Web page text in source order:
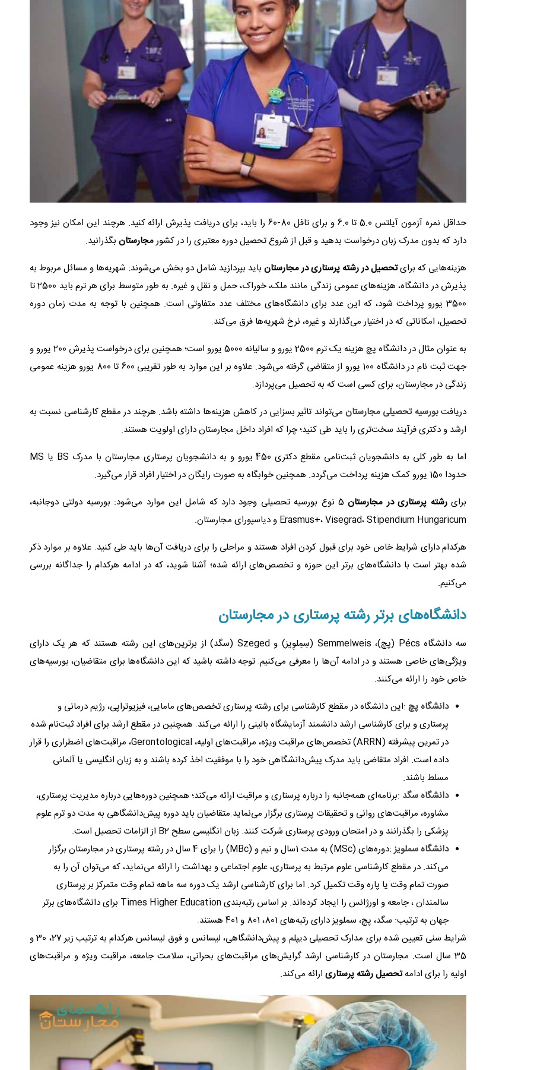
حداقل نمره آزمون آیلتس 5.0 تا 6.0 و برای تافل 80-60 را باید، برای دریافت پذیرش ارائه کنید. هرچند این امکان نیز وجود
دارد که بدون مدرک زبان درخواست بدهید و قبل از شروع تحصیل دوره‌ معتبری را در کشورمجارستان بگذرانید.
هزینه‌هایی که برایتحصیل در رشته پرستاری در مجارستان باید بپردازید شامل دو بخش می‌شوند: شهریه‌ها و مسائل مربوط به
پذیرش در دانشگاه، هزینه‌های عمومی زندگی مانند ملک، خوراک، حمل و نقل و غیره. به طور متوسط برای هر ترم باید 2500 تا
3500 یورو پرداخت شود، که این عدد برای دانشگاه‌های مختلف عدد متفاوتی است. همچنین با توجه به مدت زمان دوره
تحصیل، امکاناتی که در اختیار می‌گذارند و غیره، نرخ شهریه‌ها فرق می‌کند.
به عنوان مثال در دانشگاه پچ هزینه یک ترم 2500 یورو و سالیانه 5000 یورو است؛ همچنین برای درخواست پذیرش 200 یورو و
جهت ثبت نام در دانشگاه 100 یورو از متقاضی گرفته می‌شود. علاوه بر این موارد به طور تقریبی 600 تا 800 یورو هزینه عمومی
زندگی در مجارستان، برای کسی است که به تحصیل می‌پردازد.
دریافتبورسیه تحصیلی مجارستان می‌تواند تاثیر بسزایی در کاهش هزینه‌ها داشته باشد. هرچند در مقطع کارشناسی نسبت به
ارشد و دکتری فرآیند سخت‌تری را باید طی کنید؛ چرا که افراد داخل مجارستان دارای اولویت هستند.
اما به طور کلی به دانشجویان ثبت‌نامی مقطع دکتری 450 یورو و به دانشجویان پرستاری مجارستان با مدرک BS یا MS
حدودا 150 یورو کمک هزینه پرداخت می‌گردد. همچنین خوابگاه به صورت رایگان در اختیار افراد قرار می‌گیرد.
برایرشته پرستاری در مجارستان
5 نوع بورسیه تحصیلی وجود دارد که شامل این موارد می‌شود: بورسیه دولتی دوجانبه،
Erasmus+، Visegrad، Stipendium Hungaricum و دیاسپورای مجارستان.
هرکدام دارای شرایط خاص خود برای قبول کردن افراد هستند و مراحلی را برای دریافت آن‌ها باید طی کنید. علاوه بر موارد ذکر
شده بهتر است با دانشگاه‌های برتر این حوزه و تخصص‌های ارائه شده؛ آشنا شوید، که در ادامه هرکدام را جداگانه بررسی
می‌کنیم.
دانشگاه‌های برتر رشته پرستاری در مجارستان
سه دانشگاه Pécs (پچ)، Semmelweis (سِمِلوِیز) و Szeged (سگد) از برترین‌های این رشته هستند که هر یک دارای
ویژگی‌های خاصی هستند و در ادامه آن‌ها را معرفی می‌کنیم. توجه داشته باشید که این دانشگاه‌ها برای متقاضیان، بورسیه‌های
خاص خود را ارائه می‌کنند.
دانشگاه پچ :این دانشگاه در مقطع کارشناسی برای رشته پرستاری تخصص‌های مامایی، فیزیوتراپی، رژیم درمانی و
پرستاری و برای کارشناسی ارشد دانشمند آزمایشگاه بالینی را ارائه می‌کند. همچنین در مقطع ارشد برای افراد ثبت‌نام شده
در تمرین پیشرفته (ARRN) تخصص‌های مراقبت ویژه، مراقبت‌های اولیه، Gerontological، مراقبت‌های اضطراری را قرار
داده است. افراد متقاضی باید مدرک پیش‌دانشگاهی خود را با موفقیت اخذ کرده باشند و به زبان انگلیسی یا آلمانی
مسلط باشند.
دانشگاه سگد :برنامه‌ای همه‌جانبه را درباره پرستاری و مراقبت ارائه می‌کند؛ همچنین دوره‌‌هایی درباره مدیریت پرستاری،
مشاوره، مراقبت‌های روانی و تحقیقات پرستاری برگزار می‌نماید.متقاضیان باید دوره پیش‌دانشگاهی به مدت دو ترم علوم
پزشکی را بگذرانند و در امتحان ورودی پرستاری شرکت کنند. زبان انگلیسی سطح B2 از الزامات تحصیل است.
دانشگاه سملویز
:دوره‌های (MSc) به مدت 1سال و نیم و (MBc) را برای 4 سال در رشته پرستاری در مجارستان برگزار
می‌کند. در مقطع کارشناسی علوم مرتبط به پرستاری، علوم اجتماعی و بهداشت را ارائه می‌نماید، که می‌توان آن را به
صورت تمام وقت یا پاره وقت تکمیل کرد. اما برای کارشناسی ارشد یک دوره سه ماهه تمام وقت متمرکز بر پرستاری
سالمندان ، جامعه و اورژانس را ایجاد کرده‌اند. بر اساس رتبه‌بندی Times Higher Education برای دانشگاه‌های برتر
جهان به ترتیب: سگد، پچ، سملویز دارای رتبه‌های 801، 801 و 401 هستند.
شرایط سنی تعیین شده برای مدارک تحصیلی دیپلم و پیش‌دانشگاهی، لیسانس و فوق لیسانس هرکدام به ترتیب زیر 27، 30 و
35 سال است. مجارستان در کارشناسی ارشد گرایش‌های مراقبت‌های بحرانی، سلامت جامعه، مراقبت ویژه و مراقبت‌های
اولیه را برای ادامهتحصیل رشته پرستاری ارائه می‌کند.